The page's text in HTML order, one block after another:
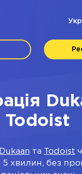
Todoist
Dukaan та Todoist
хвилин, без